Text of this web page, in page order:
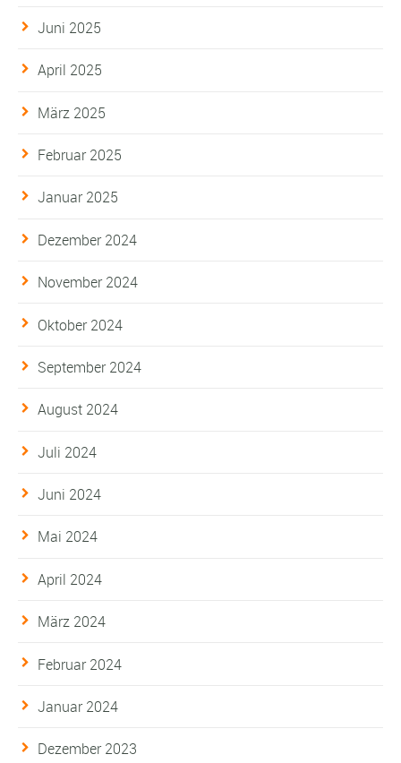
Juni 2025
April 2025
März 2025
Februar 2025
Januar 2025
Dezember 2024
November 2024
Oktober 2024
September 2024
August 2024
Juli 2024
Juni 2024
Mai 2024
April 2024
März 2024
Februar 2024
Januar 2024
Dezember 2023